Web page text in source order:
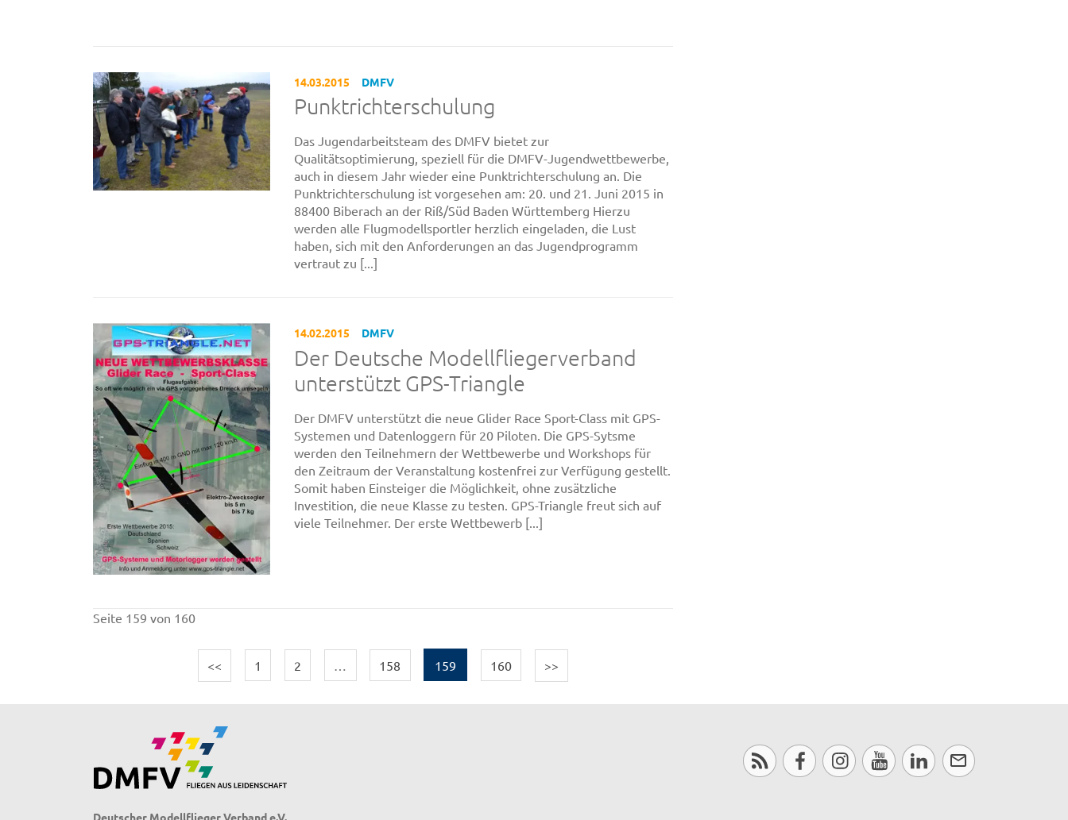
14.03.2015 DMFV
Punktrichterschulung
Das Jugendarbeitsteam des DMFV bietet zur
Qualitätsoptimierung, speziell für die DMFV-Jugendwettbewerbe,
auch in diesem Jahr wieder eine Punktrichterschulung an. Die
Punktrichterschulung ist vorgesehen am: 20. und 21. Juni 2015 in
88400 Biberach an der Riß/Süd Baden Württemberg Hierzu
werden alle Flugmodellsportler herzlich eingeladen, die Lust
haben, sich mit den Anforderungen an das Jugendprogramm
vertraut zu [...]
14.02.2015 DMFV
Der Deutsche Modellfliegerverband
unterstützt GPS-Triangle
Der DMFV unterstützt die neue Glider Race Sport-Class mit GPS-
Systemen und Datenloggern für 20 Piloten. Die GPS-Sytsme
werden den Teilnehmern der Wettbewerbe und Workshops für
den Zeitraum der Veranstaltung kostenfrei zur Verfügung gestellt.
Somit haben Einsteiger die Möglichkeit, ohne zusätzliche
Investition, die neue Klasse zu testen. GPS-Triangle freut sich auf
viele Teilnehmer. Der erste Wettbewerb [...]
Seite 159 von 160
<< 1 2 158 159 160 >>